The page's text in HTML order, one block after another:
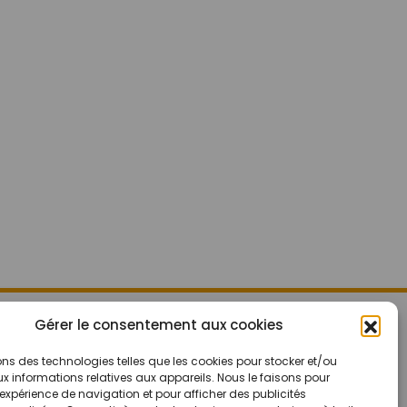
Gérer le consentement aux cookies
des technologies telles que les cookies pour stocker et/ou
informations relatives aux appareils. Nous le faisons pour
de navigation et pour afficher des publicités
Mes Bons
sommes nous
Bonnes affaires
Code réduction
Bons plans